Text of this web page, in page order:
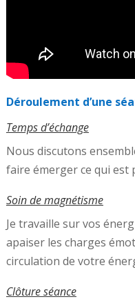
Déroulement d’une
Temps d’échange
Nous discutons
faire émerger ce qui est
Soin de magnétisme
Je travaille sur vos
apaiser les charges
circulation de votre
Clôture séance